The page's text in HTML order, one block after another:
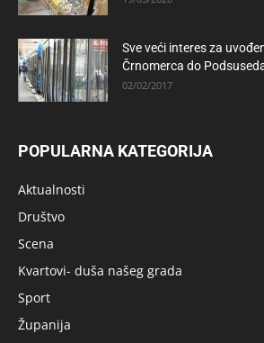
Sve veći interes za
Črnomerca do
02/02/2017
POPULARNA KATEGORIJA
Aktualnosti
Društvo
Scena
Kvartovi- duša našeg grada
Sport
Županija